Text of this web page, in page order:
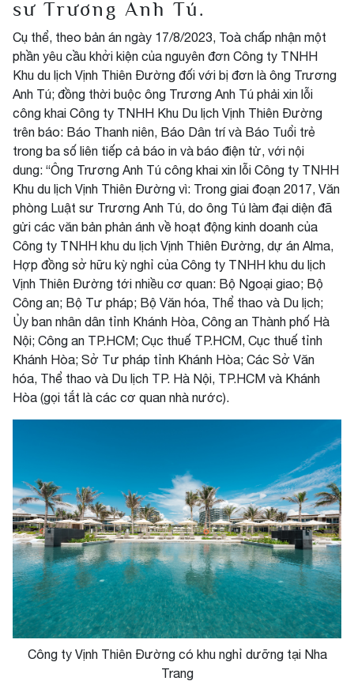
sư Trương Anh Tú.
Cụ thể, theo bản án ngày 17/8/2023, Toà chấp nhận một
phần yêu cầu khởi kiện của nguyên đơn Công ty TNHH
Khu du lịch Vịnh Thiên Đường đối với bị đơn là ông Trương
Anh Tú; đồng thời buộc ông Trương Anh Tú phải xin lỗi
công khai Công ty TNHH Khu Du lịch Vịnh Thiên Đường
trên báo: Báo Thanh niên, Báo Dân trí và Báo Tuổi trẻ
trong ba số liên tiếp cả báo in và báo điện tử, với nội
dung: “Ông Trương Anh Tú công khai xin lỗi Công ty TNHH
Khu du lịch Vịnh Thiên Đường vì: Trong giai đoạn 2017, Văn
phòng Luật sư Trương Anh Tú, do ông Tú làm đại diện đã
gửi các văn bản phản ánh về hoạt động kinh doanh của
Công ty TNHH khu du lịch Vịnh Thiên Đường, dự án Alma,
Hợp đồng sở hữu kỳ nghỉ của Công ty TNHH khu du lịch
Vịnh Thiên Đường tới nhiều cơ quan: Bộ Ngoại giao; Bộ
Công an; Bộ Tư pháp; Bộ Văn hóa, Thể thao và Du lịch;
Ủy ban nhân dân tỉnh Khánh Hòa, Công an Thành phố Hà
Nội; Công an TP.HCM; Cục thuế TP.HCM, Cục thuế tỉnh
Khánh Hòa; Sở Tư pháp tỉnh Khánh Hòa; Các Sở Văn
hóa, Thể thao và Du lịch TP. Hà Nội, TP.HCM và Khánh
Hòa (gọi tắt là các cơ quan nhà nước).
Công ty Vịnh Thiên Đường có khu nghỉ dưỡng tại Nha
Trang